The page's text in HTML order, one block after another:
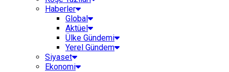
Haberler
Global
Aktüel
Ülke Gündemi
Yerel Gündem
Siyaset
Ekonomi